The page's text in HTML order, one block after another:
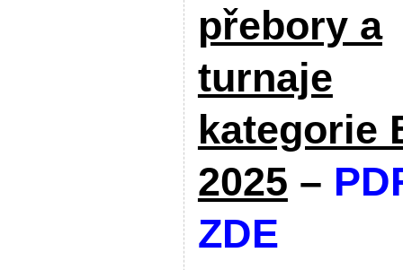
přebory a
turnaje
kategorie
2025 –
ZDE